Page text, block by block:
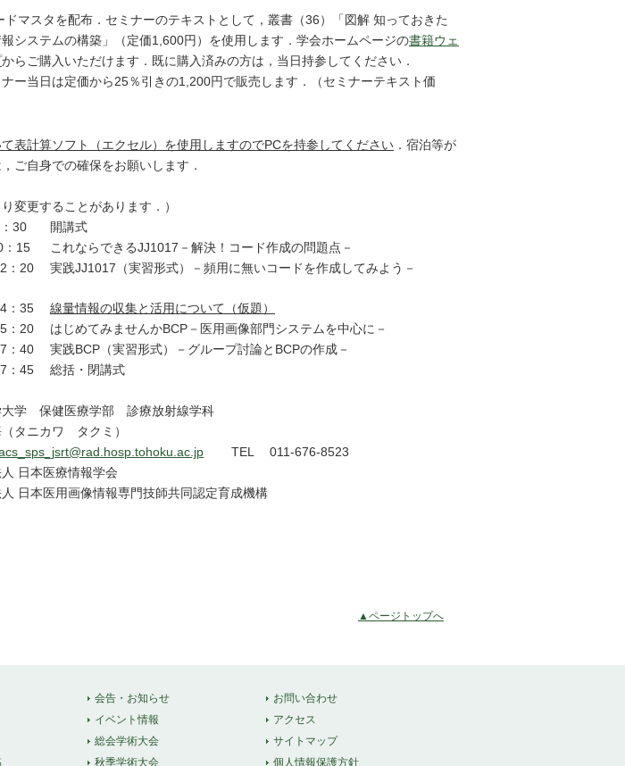
ドマスタを配布．セミナーのテキストとして，叢書（36）「図解 知っておきた
システムの構築」（定価1,600円）を使用します．学会ホームページの書籍ウェ
からご購入いただけます．既に購入済みの方は，当日持参してください．
ナー当日は定価から25％引きの1,200円で販売します．（セミナーテキスト価
表計算ソフト（エクセル）を使用しますのでPCを持参してください ．宿泊等が
ご自身での確保をお願いします．
り変更することがあります．）
30
開講式
：15
これならできるJJ1017－解決！コード作成の問題点－
：20
実践JJ1017（実習形式）－頻用に無いコードを作成してみよう－
：35
線量情報の収集と活用について（仮題）
：20
はじめてみませんかBCP－医用画像部門システムを中心に－
：40
実践BCP（実習形式）－グループ討論とBCPの作成－
：45
総括・閉講式
大学 保健医療学部 診療放射線学科
タニカワ タクミ）
TEL 011-676-8523
日本医療情報学会
日本医用画像情報専門技師共同認定育成機構
▲ページトップへ
会告・お知らせ
イベント情報
総会学術大会
秋季学術大会
お問い合わせ
アクセス
サイトマップ
個人情報保護方針